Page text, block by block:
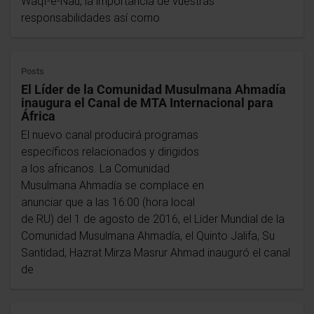
responsabilidades así como
Posts
El Líder de la Comunidad Musulmana Ahmadía
inaugura el Canal de MTA Internacional para
África
El nuevo canal producirá programas
específicos relacionados y dirigidos
a los africanos. La Comunidad
Musulmana Ahmadía se complace en
anunciar que a las 16:00 (hora local
de RU) del 1 de agosto de 2016, el Líder Mundial de la
Comunidad Musulmana Ahmadía, el Quinto Jalifa, Su
Santidad, Hazrat Mirza Masrur Ahmad inauguró el canal
de